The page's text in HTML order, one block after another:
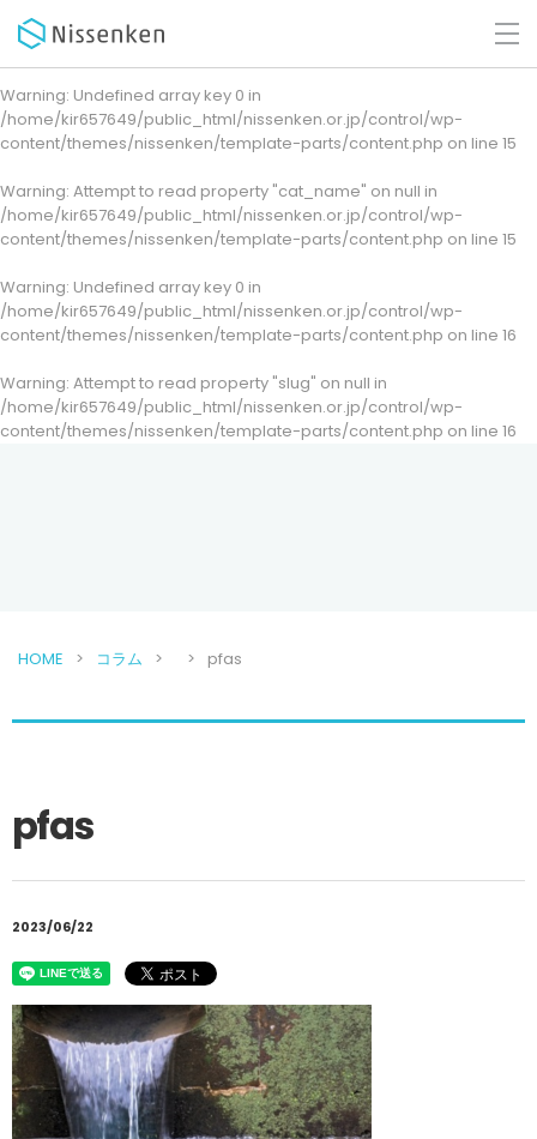
Warning: Undefined array key 0 in
/home/kir657649/public_html/nissenken.or.jp/control/wp-
content/themes/nissenken/template-parts/content.php on line 15
Warning: Attempt to read property "cat_name" on null in
/home/kir657649/public_html/nissenken.or.jp/control/wp-
content/themes/nissenken/template-parts/content.php on line 15
Warning: Undefined array key 0 in
/home/kir657649/public_html/nissenken.or.jp/control/wp-
content/themes/nissenken/template-parts/content.php on line 16
Warning: Attempt to read property "slug" on null in
/home/kir657649/public_html/nissenken.or.jp/control/wp-
content/themes/nissenken/template-parts/content.php on line 16
HOME コラム pfas
pfas
2023/06/22